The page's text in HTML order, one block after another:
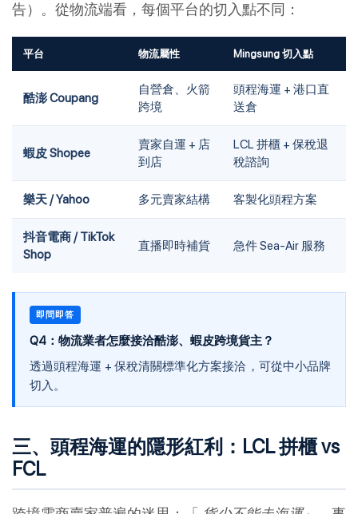
告）。從物流端看，每個平台的切入點不同：
平台 物流屬性 Mingsung 切入點
酷澎 Coupang
自營倉、火箭
跨境
頭程海運 + 港口直
送倉
蝦皮 Shopee
賣家自運 + 店
到店
LCL 拼櫃 + 保稅退
稅諮詢
樂天 / Yahoo 多元賣家結構 客製化頭程方案
抖音電商 / TikTok
Shop
直播即時補貨 急件 Sea-Air 服務
即問即答
Q4：物流業者怎麼接洽酷澎、蝦皮跨境貨主？
透過頭程海運 + 保稅清關標準化方案接洽，可從中小品牌
切入。
三、頭程海運的隱形紅利：LCL 拼櫃 vs
FCL